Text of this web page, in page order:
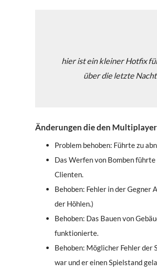
hier ist ein kleiner Hotfix
über die letzte
Änderungen die den
Problem behoben: Führte zu
Das Werfen von Bomben
Clienten.
Behoben: Fehler in der Gegner
der Höhlen.)
Behoben: Das Bauen von
funktionierte.
Behoben: Möglicher Fehler der
war und er einen Spielstand